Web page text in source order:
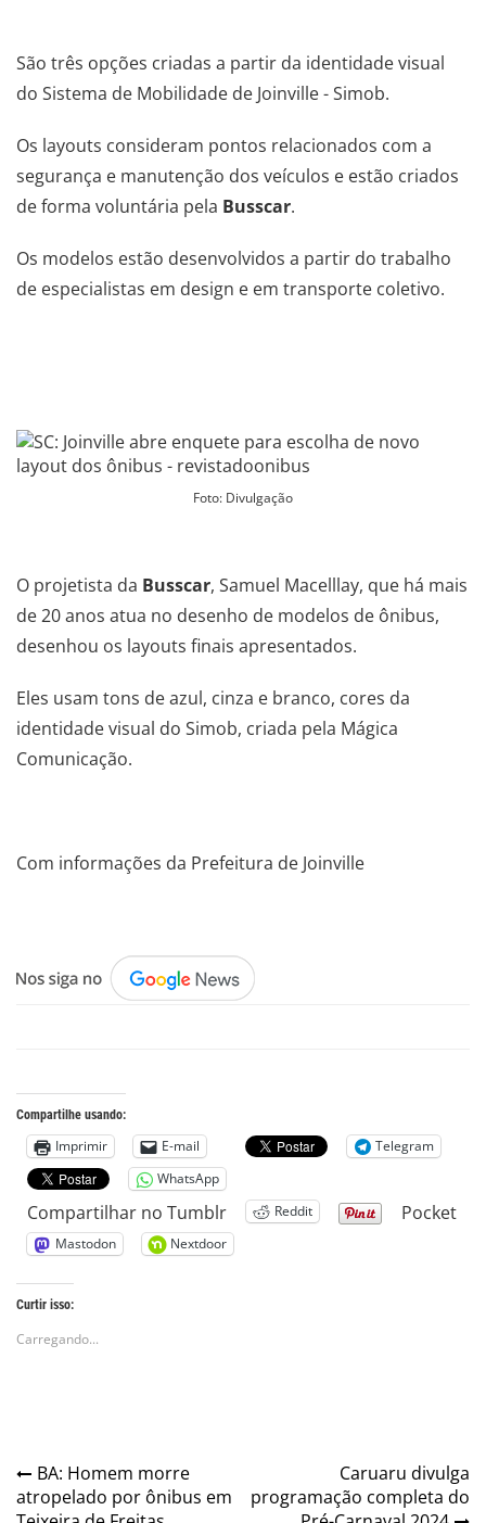
São três opções criadas a partir da identidade visual
do Sistema de Mobilidade de Joinville - Simob.
Os layouts consideram pontos relacionados com a
segurança e manutenção dos veículos e estão criados
de forma voluntária pela Busscar.
Os modelos estão desenvolvidos a partir do trabalho
de especialistas em design e em transporte coletivo.
Foto: Divulgação
O projetista da Busscar, Samuel Macelllay, que há mais
de 20 anos atua no desenho de modelos de ônibus,
desenhou os layouts finais apresentados.
Eles usam tons de azul, cinza e branco, cores da
identidade visual do Simob, criada pela Mágica
Comunicação.
Com informações da Prefeitura de Joinville
Compartilhe usando:
Imprimir E-mail
Telegram
WhatsApp
Compartilhar no Tumblr Reddit Pocket
Mastodon Nextdoor
Curtir isso:
Carregando...
Navegação
de
BA: Homem morre
atropelado por ônibus em
Caruaru divulga
programação completa do